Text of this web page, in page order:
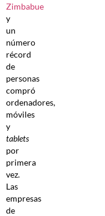
Zimbabue
y
un
número
récord
de
personas
compró
ordenadores,
móviles
y
tablets
por
primera
vez.
Las
empresas
de